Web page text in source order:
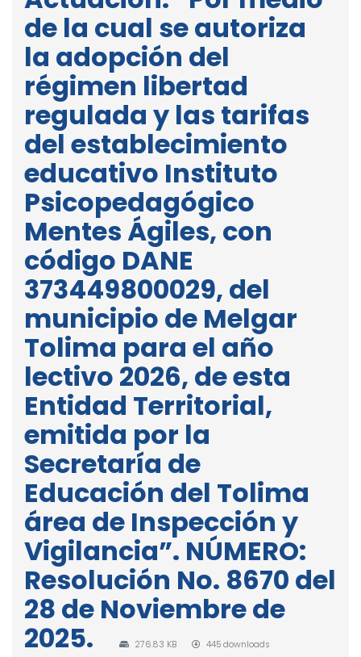
de la cual se autoriza
la adopción del
régimen libertad
regulada y las tarifas
del establecimiento
educativo Instituto
Psicopedagógico
Mentes Ágiles, con
código DANE
373449800029, del
municipio de Melgar
Tolima para el año
lectivo 2026, de esta
Entidad Territorial,
emitida por la
Secretaría de
Educación del Tolima
área de Inspección y
Vigilancia”. NÚMERO:
Resolución No. 8670 del
28 de Noviembre de
2025.
276.83 KB 445 downloads